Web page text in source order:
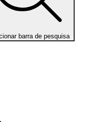
barra de pesquisa